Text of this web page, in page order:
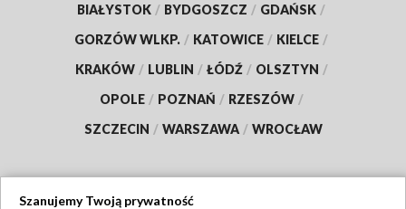
BIAŁYSTOK / BYDGOSZCZ / GDAŃSK /
GORZÓW WLKP. / KATOWICE / KIELCE /
KRAKÓW / LUBLIN / ŁÓDŹ / OLSZTYN /
OPOLE / POZNAŃ / RZESZÓW /
SZCZECIN / WARSZAWA / WROCŁAW
Szanujemy Twoją prywatność